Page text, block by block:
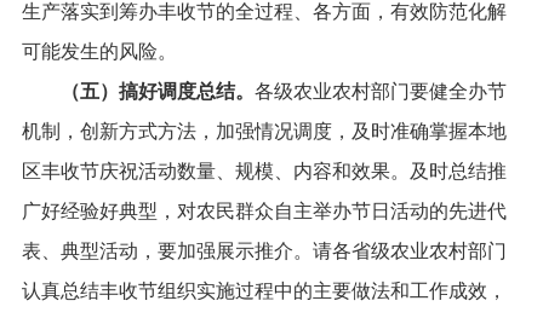
生产落实到筹办丰收节的全过程、各方面，有效防范化解
可能发生的风险。
（五）搞好调度总结。 各级农业农村部门要健全办节
机制，创新方式方法，加强情况调度，及时准确掌握本地
区丰收节庆祝活动数量、规模、内容和效果。及时总结推
广好经验好典型，对农民群众自主举办节日活动的先进代
表、典型活动，要加强展示推介。请各省级农业农村部门
认真总结丰收节组织实施过程中的主要做法和工作成效，